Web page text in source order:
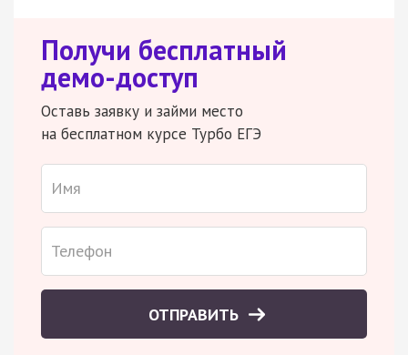
Получи бесплатный
демо-доступ
Оставь заявку и займи место
на бесплатном курсе Турбо ЕГЭ
ОТПРАВИТЬ